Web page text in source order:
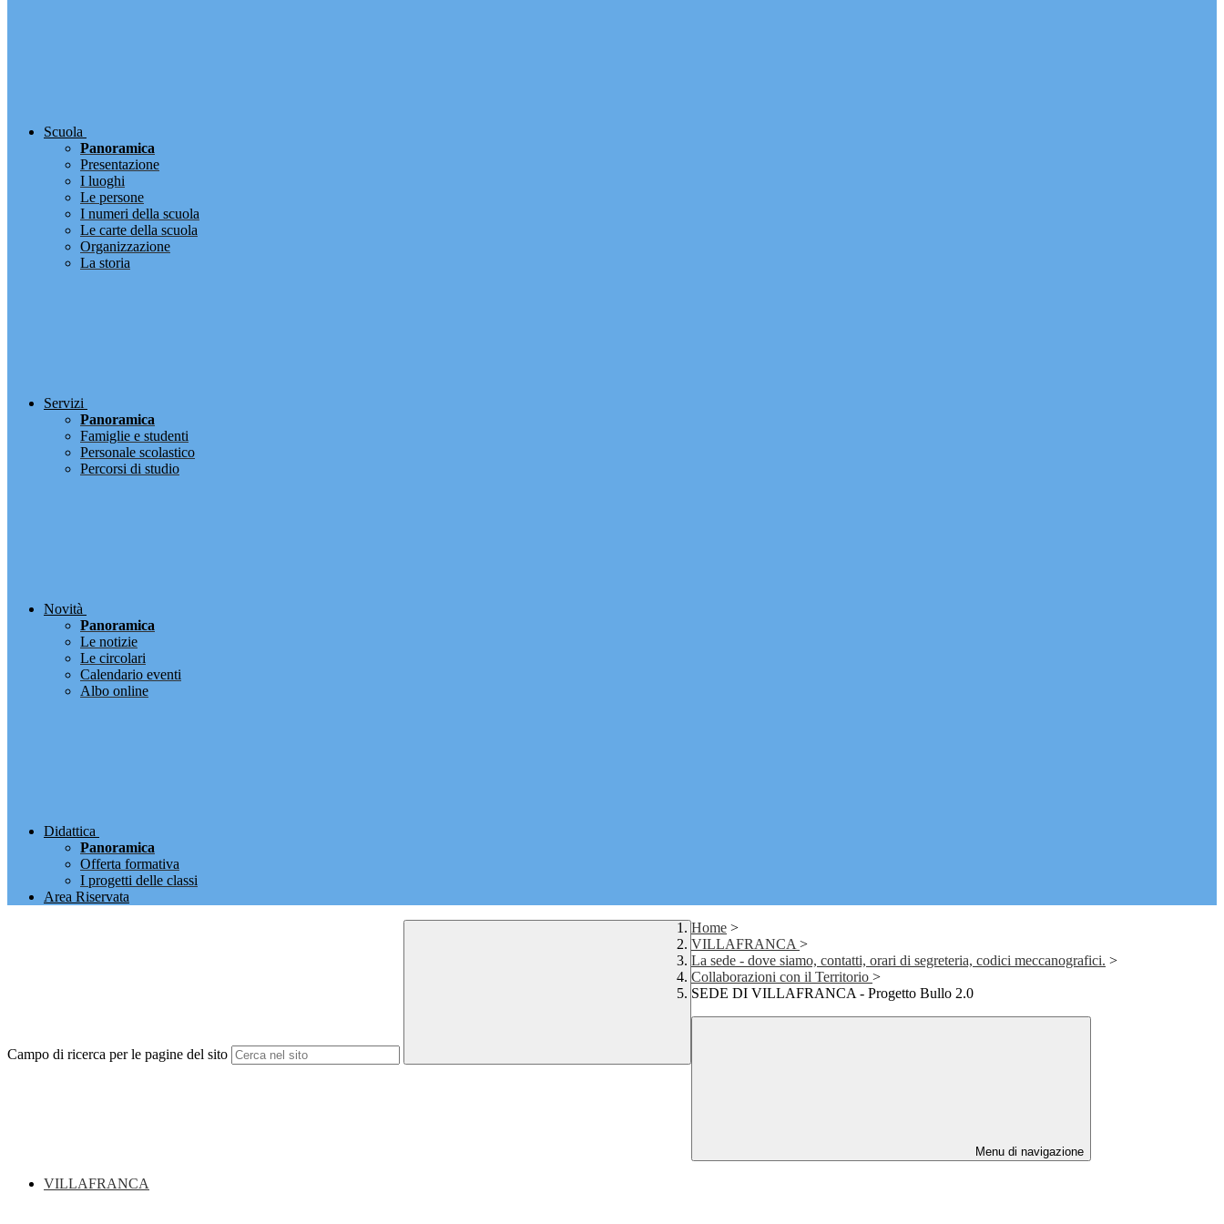
Scuola
Panoramica
Presentazione
I luoghi
Le persone
I numeri della scuola
Le carte della scuola
Organizzazione
La storia
Servizi
Panoramica
Famiglie e studenti
Personale scolastico
Percorsi di studio
Novità
Panoramica
Le notizie
Le circolari
Calendario eventi
Albo online
Didattica
Panoramica
Offerta formativa
I progetti delle classi
Area Riservata
Campo di ricerca per le pagine del sito
Home >
VILLAFRANCA >
La sede - dove siamo, contatti, orari di segreteria, codici meccanografici. >
Collaborazioni con il Territorio >
SEDE DI VILLAFRANCA - Progetto Bullo 2.0
Menu di navigazione
VILLAFRANCA